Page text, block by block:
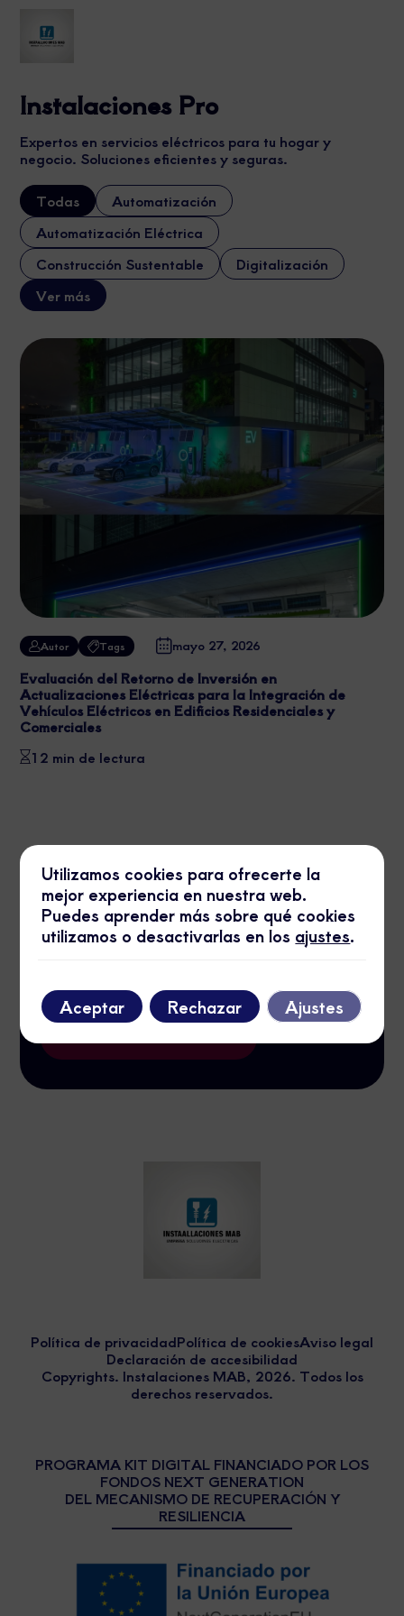
Instalaciones Pro
Expertos en servicios eléctricos para tu hogar y
negocio. Soluciones eficientes y seguras.
Todas
Automatización
Automatización Eléctrica
Construcción Sustentable
Digitalización
Ver más
Autor Tags mayo 27, 2026
Evaluación del Retorno de Inversión en
Actualizaciones Eléctricas para la Integración de
Vehículos Eléctricos en Edificios Residenciales y
Comerciales
12 min de lectura
Soluciones Eléctricas MAB
industriales y de viviendas con profesionalidad y
rapidez.
Copyrights. Instalaciones MAB, 2026. Todos los
derechos reservados.
Política de privacidadPolítica de cookiesAviso legal
Declaración de accesibilidad
PROGRAMA KIT DIGITAL FINANCIADO POR LOS
FONDOS NEXT GENERATION
DEL MECANISMO DE RECUPERACIÓN Y
RESILIENCIA
Utilizamos cookies para ofrecerte la
mejor experiencia en nuestra web.
Puedes aprender más sobre qué cookies
utilizamos o desactivarlas en los ajustes.
Aceptar Rechazar Ajustes